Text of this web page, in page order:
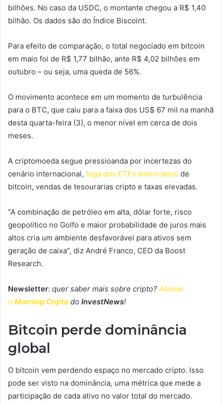
bilhões. No caso da USDC, o montante chegou a R$ 1,40
bilhão. Os dados são do Índice Biscoint.
Para efeito de comparação, o total negociado em bitcoin
em maio foi de R$ 1,77 bilhão, ante R$ 4,02 bilhões em
outubro – ou seja, uma queda de 56%.
O movimento acontece em um momento de turbulência
para o BTC, que caiu para a faixa dos US$ 67 mil na manhã
desta quarta-feira (3), o menor nível em cerca de dois
meses.
A criptomoeda segue pressioanda por incertezas do
cenário internacional, fuga dos ETFs americanos de
bitcoin, vendas de tesourarias cripto e taxas elevadas.
“A combinação de petróleo em alta, dólar forte, risco
geopolítico no Golfo e maior probabilidade de juros mais
altos cria um ambiente desfavorável para ativos sem
geração de caixa”, diz André Franco, CEO da Boost
Research.
Newsletter: quer saber mais sobre cripto? Assine
o Morning Cripto do InvestNews!
Bitcoin perde dominância
global
O bitcoin vem perdendo espaço no mercado cripto. Isso
pode ser visto na dominância, uma métrica que mede a
participação de cada ativo no valor total do mercado.